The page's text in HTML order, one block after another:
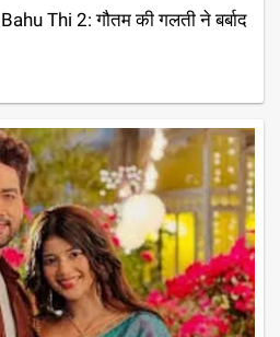
Thi 2: गौतम की गलती ने बर्बाद